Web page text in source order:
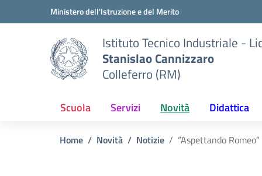
Vai ai contenuti
Vai al menu di navigazioneMinistero dell'Istruzione e del Merito
Istituto Tecnico Industriale -
Stanislao Cannizzaro
Colleferro (RM)
Scuola Servizi Novità Didattica
Home Novità Notizie “Aspettando